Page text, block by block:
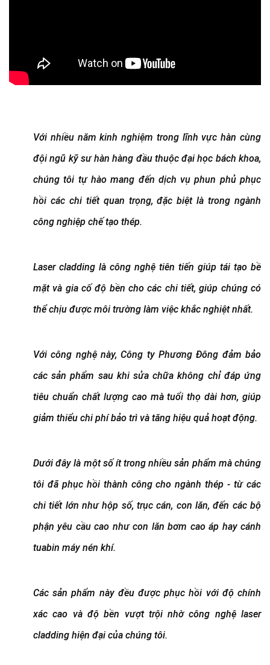
Với nhiều năm kinh nghiệm trong lĩnh vực hàn cùng
đội ngũ kỹ sư hàn hàng đầu thuộc đại học bách khoa,
chúng tôi tự hào mang đến dịch vụ phun phủ phục
hồi các chi tiết quan trọng, đặc biệt là trong ngành
công nghiệp chế tạo thép.
Laser cladding là công nghệ tiên tiến giúp tái tạo bề
mặt và gia cố độ bền cho các chi tiết, giúp chúng có
thể chịu được môi trường làm việc khắc nghiệt nhất.
Với công nghệ này, Công ty Phương Đông đảm bảo
các sản phẩm sau khi sửa chữa không chỉ đáp ứng
tiêu chuẩn chất lượng cao mà tuổi thọ dài hơn, giúp
giảm thiểu chi phí bảo trì và tăng hiệu quả hoạt động.
Dưới đây là một số ít trong nhiều sản phẩm mà chúng
tôi đã phục hồi thành công cho ngành thép - từ các
chi tiết lớn như hộp số, trục cán, con lăn, đến các bộ
phận yêu cầu cao như con lăn bơm cao áp hay cánh
tuabin máy nén khí.
Các sản phẩm này đều được phục hồi với độ chính
xác cao và độ bền vượt trội nhờ công nghệ laser
cladding hiện đại của chúng tôi.